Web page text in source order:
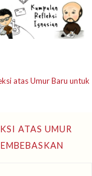
atas Umur Baru untuk
ATAS UMUR